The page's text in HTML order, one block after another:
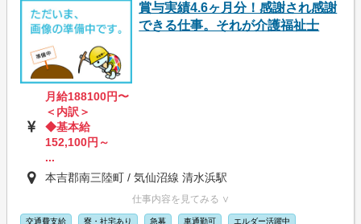
賞与実績4.6ヶ月分！感謝され感謝
できる仕事。それが介護福祉士
月給188100円〜
＜内訳＞
◆基本給
152,100円～
...
本吉郡南三陸町 / 気仙沼線 清水浜駅
仕事内容を見てみる ∨
交通費支給 寮・社宅あり 急募 車通勤可 エルダー活躍中